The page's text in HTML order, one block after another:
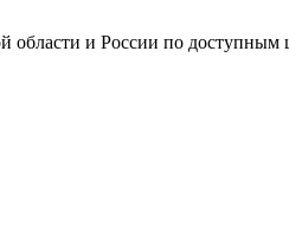
области и России по доступным